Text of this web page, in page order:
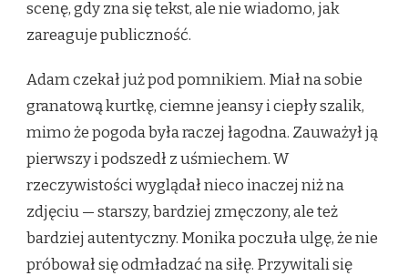
scenę, gdy zna się tekst, ale nie wiadomo, jak
zareaguje publiczność.
Adam czekał już pod pomnikiem. Miał na sobie
granatową kurtkę, ciemne jeansy i ciepły szalik,
mimo że pogoda była raczej łagodna. Zauważył ją
pierwszy i podszedł z uśmiechem. W
rzeczywistości wyglądał nieco inaczej niż na
zdjęciu — starszy, bardziej zmęczony, ale też
bardziej autentyczny. Monika poczuła ulgę, że nie
próbował się odmładzać na siłę. Przywitali się